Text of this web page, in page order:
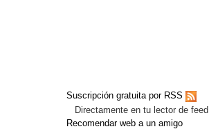
Suscripción gratuita por RSS
Directamente en tu lector de feed
Recomendar web a un amigo